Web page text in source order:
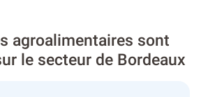
agroalimentaires sont
le secteur de Bordeaux